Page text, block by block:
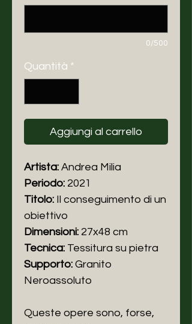
0/500
Quantità *
Aggiungi al carrello
Artista: Andrea Milia
Periodo: 2021
Titolo: Il conseguimento di un
obiettivo
Dimensioni: 27x48 cm
Tecnica: Tessitura su pietra
Supporto: Granito
Neroassoluto
Queste opere sono, forse,